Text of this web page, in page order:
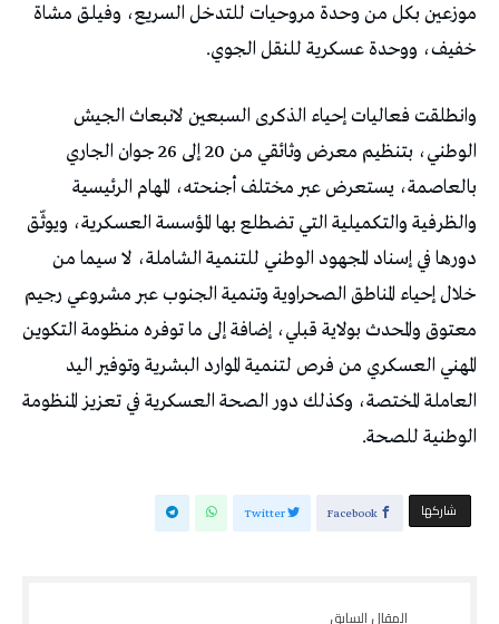
موزعين بكل من وحدة مروحيات للتدخل السريع، وفيلق مشاة
خفيف، ووحدة عسكرية للنقل الجوي.
وانطلقت فعاليات إحياء الذكرى السبعين لانبعاث الجيش
الوطني، بتنظيم معرض وثائقي من 20 إلى 26 جوان الجاري
بالعاصمة، يستعرض عبر مختلف أجنحته، المهام الرئيسية
والظرفية والتكميلية التي تضطلع بها المؤسسة العسكرية، ويوثّق
دورها في إسناد المجهود الوطني للتنمية الشاملة، لا سيما من
خلال إحياء المناطق الصحراوية وتنمية الجنوب عبر مشروعي رجيم
معتوق والمحدث بولاية قبلي، إضافة إلى ما توفره منظومة التكوين
المهني العسكري من فرص لتنمية الموارد البشرية وتوفير اليد
العاملة المختصة، وكذلك دور الصحة العسكرية في تعزيز المنظومة
الوطنية للصحة.
‫‫ شاركها‬ Facebook
Twitter